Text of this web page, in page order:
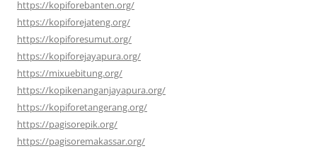
https://kopiforebanten.org/
https://kopiforejateng.org/
https://kopiforesumut.org/
https://kopiforejayapura.org/
https://mixuebitung.org/
https://kopikenanganjayapura.org/
https://kopiforetangerang.org/
https://pagisorepik.org/
https://pagisoremakassar.org/